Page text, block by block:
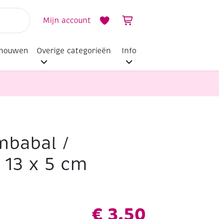
Mijn account
Overige categorieën Info
/
x 5 cm
€ 3,50